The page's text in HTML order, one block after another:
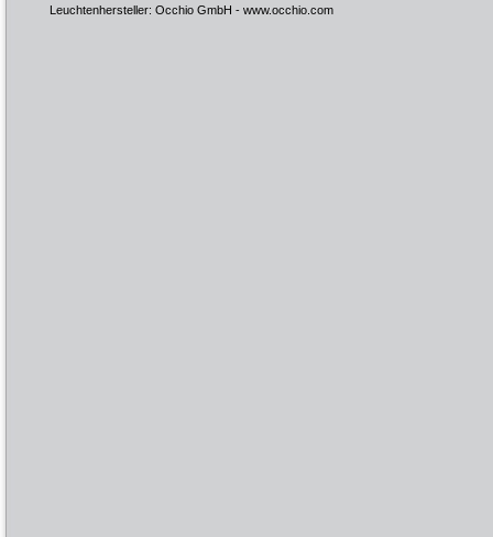
Leuchtenhersteller: Occhio GmbH - www.occhio.com